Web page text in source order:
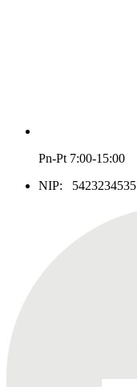
Pn-Pt 7:00-15:00
NIP: 5423234535